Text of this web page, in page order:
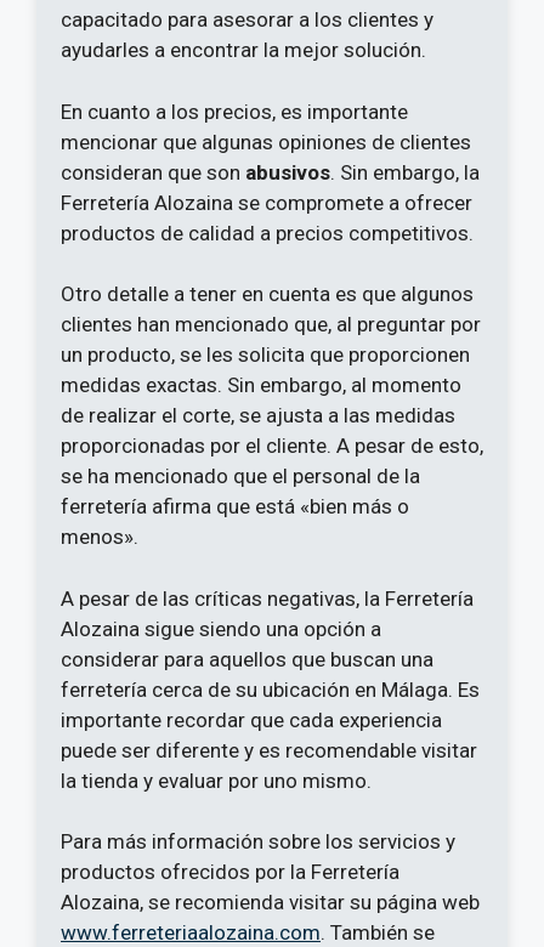
capacitado para asesorar a los clientes y
ayudarles a encontrar la mejor solución.
En cuanto a los precios, es importante
mencionar que algunas opiniones de clientes
consideran que son abusivos. Sin embargo, la
Ferretería Alozaina se compromete a ofrecer
productos de calidad a precios competitivos.
Otro detalle a tener en cuenta es que algunos
clientes han mencionado que, al preguntar por
un producto, se les solicita que proporcionen
medidas exactas. Sin embargo, al momento
de realizar el corte, se ajusta a las medidas
proporcionadas por el cliente. A pesar de esto,
se ha mencionado que el personal de la
ferretería afirma que está «bien más o
menos».
A pesar de las críticas negativas, la Ferretería
Alozaina sigue siendo una opción a
considerar para aquellos que buscan una
ferretería cerca de su ubicación en Málaga. Es
importante recordar que cada experiencia
puede ser diferente y es recomendable visitar
la tienda y evaluar por uno mismo.
Para más información sobre los servicios y
productos ofrecidos por la Ferretería
Alozaina, se recomienda visitar su página web
www.ferreteriaalozaina.com. También se